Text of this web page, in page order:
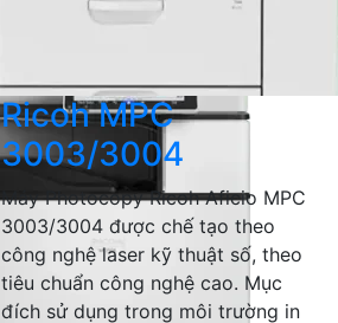
Ricoh MPC
3003/3004
Máy Photocopy Ricoh Aficio MPC
3003/3004 được chế tạo theo
công nghệ laser kỹ thuật số, theo
tiêu chuẩn công nghệ cao. Mục
đích sử dụng trong môi trường in